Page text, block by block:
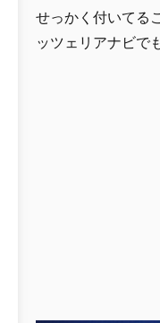
せっかく付いてる
ッツェリアナビで